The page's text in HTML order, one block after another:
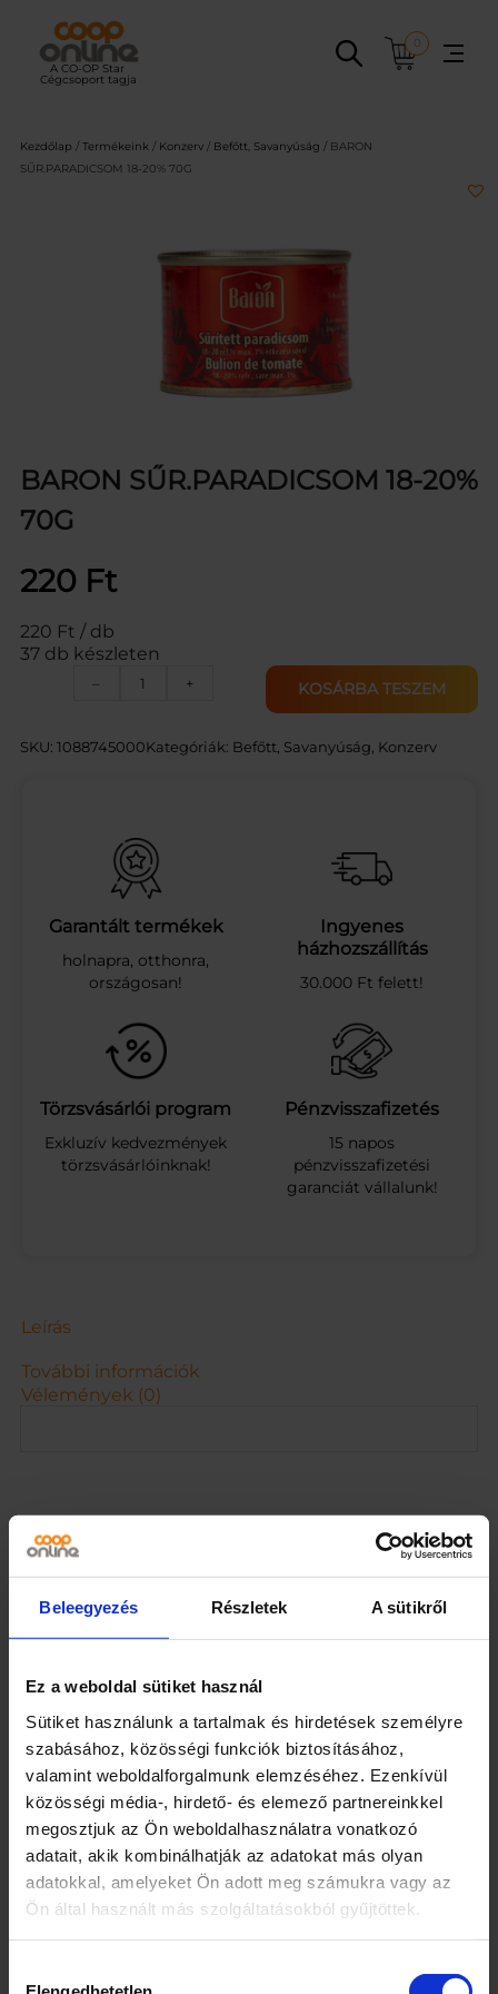
Beleegyezés Részletek A sütikről
Ez a weboldal sütiket használ
Sütiket használunk a tartalmak és hirdetések személyre
szabásához, közösségi funkciók biztosításához,
valamint weboldalforgalmunk elemzéséhez. Ezenkívül
közösségi média-, hirdető- és elemező partnereinkkel
megosztjuk az Ön weboldalhasználatra vonatkozó
adatait, akik kombinálhatják az adatokat más olyan
adatokkal, amelyeket Ön adott meg számukra vagy az
Ön által használt más szolgáltatásokból gyűjtöttek.
tartalomhoz
0
Kezdőlap / Termékeink / Konzerv / Befőtt, Savanyúság / BARON
SŰR.PARADICSOM 18-20% 70G
BARON SŰR.PARADICSOM 18-20%
70G
220 Ft
220 Ft / db
37 db készleten
–
B
O
.
P
A
R
D
I
S
O
M
1
8
-
2
n
y
i
+ KOSÁRBA TESZEM
SKU: 1088745000Kategóriák: Befőtt, Savanyúság Konzerv
Garantált termékek
holnapra, otthonra,
országosan!
Ingyenes
házhozszállítás
30.000 Ft felett!
Törzsvásárlói program
Exkluzív kedvezmények
törzsvásárlóinknak!
Pénzvisszafizetés
15 napos
pénzvisszafizetési
garanciát vállalunk!
Leírás
További információk
Vélemények (0)
Kapcsolódó termékek
Cоор sertésvagdalt 130
g
460Ft
Házias Ízek babgulyás
sertéshússal 400 g
799Ft
1410Ft
ÍZ.BABGULYÁS